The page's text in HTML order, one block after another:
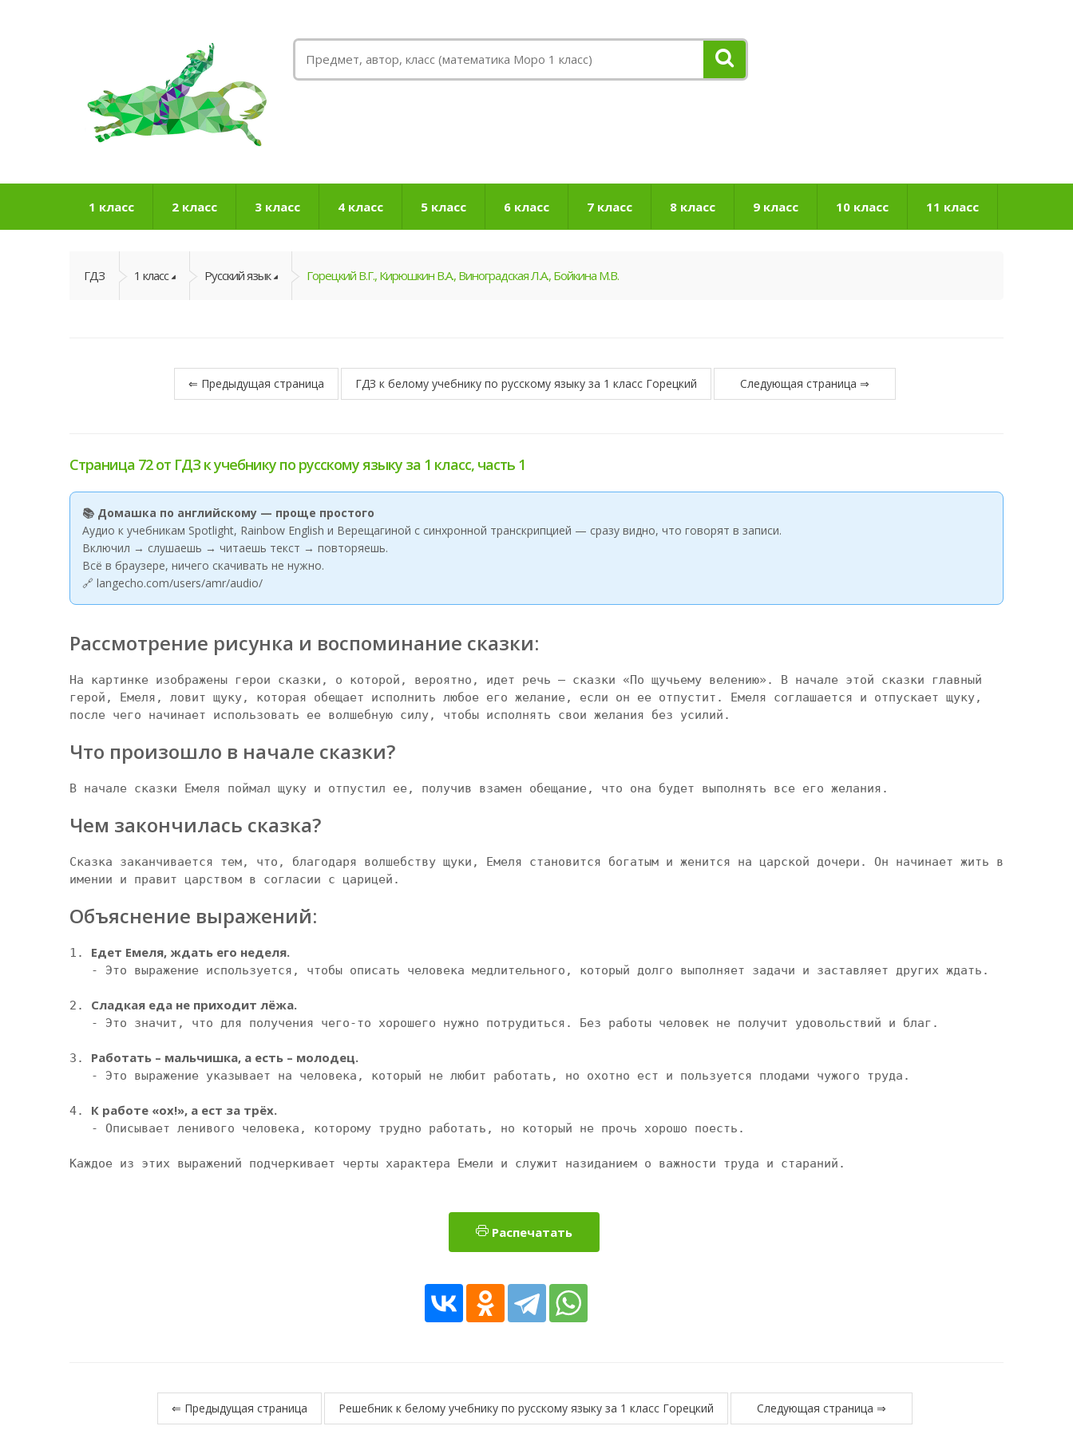
1 класс 2 класс 3 класс 4 класс 5 класс 6 класс 7 класс 8 класс 9 класс 10 класс 11 класс
ГДЗ 1 класс Русский язык Горецкий В.Г., Кирюшкин В.А., Виноградская Л.А., Бойкина М.В.
⇐ Предыдущая страница ГДЗ к белому учебнику по русскому языку за 1 класс Горецкий Следующая страница ⇒
Страница 72 от ГДЗ к учебнику по русскому языку за 1 класс, часть 1
📚 Домашка по английскому — проще простого
Аудио к учебникам Spotlight, Rainbow English и Верещагиной с синхронной транскрипцией — сразу видно, что говорят в записи.
Включил → слушаешь → читаешь текст → повторяешь.
Всё в браузере, ничего скачивать не нужно.
🔗 langecho.com/users/amr/audio/
Рассмотрение рисунка и воспоминание сказки:
На картинке изображены герои сказки, о которой, вероятно, идет речь — сказки «По щучьему велению». В начале этой сказки главный
герой, Емеля, ловит щуку, которая обещает исполнить любое его желание, если он ее отпустит. Емеля соглашается и отпускает щуку,
после чего начинает использовать ее волшебную силу, чтобы исполнять свои желания без усилий.
Что произошло в начале сказки?
В начале сказки Емеля поймал щуку и отпустил ее, получив взамен обещание, что она будет выполнять все его желания.
Чем закончилась сказка?
Сказка заканчивается тем, что, благодаря волшебству щуки, Емеля становится богатым и женится на царской дочери. Он начинает жить в
имении и правит царством в согласии с царицей.
Объяснение выражений:
1. Едет Емеля, ждать его неделя.
2. Сладкая еда не приходит лёжа.
3. Работать – мальчишка, а есть – молодец.
4. К работе «ох!», а ест за трёх.
Каждое из этих выражений подчеркивает черты характера Емели и служит назиданием о важности труда и стараний.
Распечатать
⇐ Предыдущая страница Решебник к белому учебнику по русскому языку за 1 класс Горецкий Следующая страница ⇒